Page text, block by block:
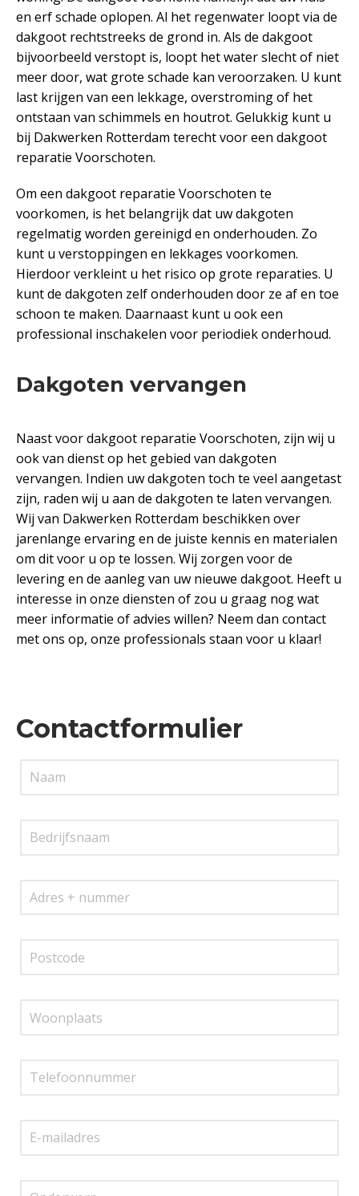
en erf schade oplopen. Al het regenwater loopt via de
dakgoot rechtstreeks de grond in. Als de dakgoot
bijvoorbeeld verstopt is, loopt het water slecht of niet
meer door, wat grote schade kan veroorzaken. U kunt
last krijgen van een lekkage, overstroming of het
ontstaan van schimmels en houtrot. Gelukkig kunt u
bij Dakwerken Rotterdam terecht voor een dakgoot
reparatie Voorschoten.
Om een dakgoot reparatie Voorschoten te
voorkomen, is het belangrijk dat uw dakgoten
regelmatig worden gereinigd en onderhouden. Zo
kunt u verstoppingen en lekkages voorkomen.
Hierdoor verkleint u het risico op grote reparaties. U
kunt de dakgoten zelf onderhouden door ze af en toe
schoon te maken. Daarnaast kunt u ook een
professional inschakelen voor periodiek onderhoud.
Dakgoten vervangen
Naast voor dakgoot reparatie Voorschoten, zijn wij u
ook van dienst op het gebied van dakgoten
vervangen. Indien uw dakgoten toch te veel aangetast
zijn, raden wij u aan de dakgoten te laten vervangen.
Wij van Dakwerken Rotterdam beschikken over
jarenlange ervaring en de juiste kennis en materialen
om dit voor u op te lossen. Wij zorgen voor de
levering en de aanleg van uw nieuwe dakgoot. Heeft u
interesse in onze diensten of zou u graag nog wat
meer informatie of advies willen? Neem dan contact
met ons op, onze professionals staan voor u klaar!
Contactformulier